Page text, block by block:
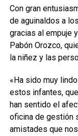
Con gran
de aguinaldos a
gracias al empuje
Pabón Orozco,
la niñez y las
«Ha sido muy
estos infantes,
han sentido el
oficina de gestión
amistades que